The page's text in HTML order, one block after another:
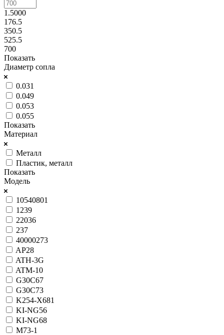
1.5000
176.5
350.5
525.5
700
Показать
Диаметр сопла
0.031
0.049
0.053
0.055
Показать
Материал
Металл
Пластик, металл
Показать
Модель
10540801
1239
22036
237
40000273
AP28
ATH-3G
ATM-10
G30C67
G30C73
K254-X681
KI-NG56
KI-NG68
M73-1